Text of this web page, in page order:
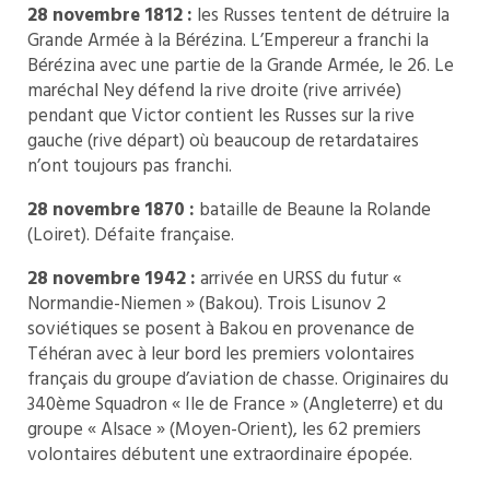
28 novembre 1812 : les Russes tentent de détruire la
Grande Armée à la Bérézina. L’Empereur a franchi la
Bérézina avec une partie de la Grande Armée, le 26. Le
maréchal Ney défend la rive droite (rive arrivée)
pendant que Victor contient les Russes sur la rive
gauche (rive départ) où beaucoup de retardataires
n’ont toujours pas franchi.
28 novembre 1870 : bataille de Beaune la Rolande
(Loiret). Défaite française.
28 novembre 1942 :arrivée en URSS du futur «
Normandie-Niemen » (Bakou). Trois Lisunov 2
soviétiques se posent à Bakou en provenance de
Téhéran avec à leur bord les premiers volontaires
français du groupe d’aviation de chasse. Originaires du
340ème Squadron « Ile de France » (Angleterre) et du
groupe « Alsace » (Moyen-Orient), les 62 premiers
volontaires débutent une extraordinaire épopée.